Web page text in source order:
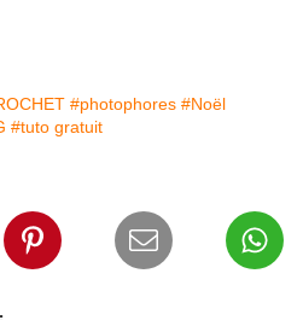
#photophores #Noël
#tuto gratuit